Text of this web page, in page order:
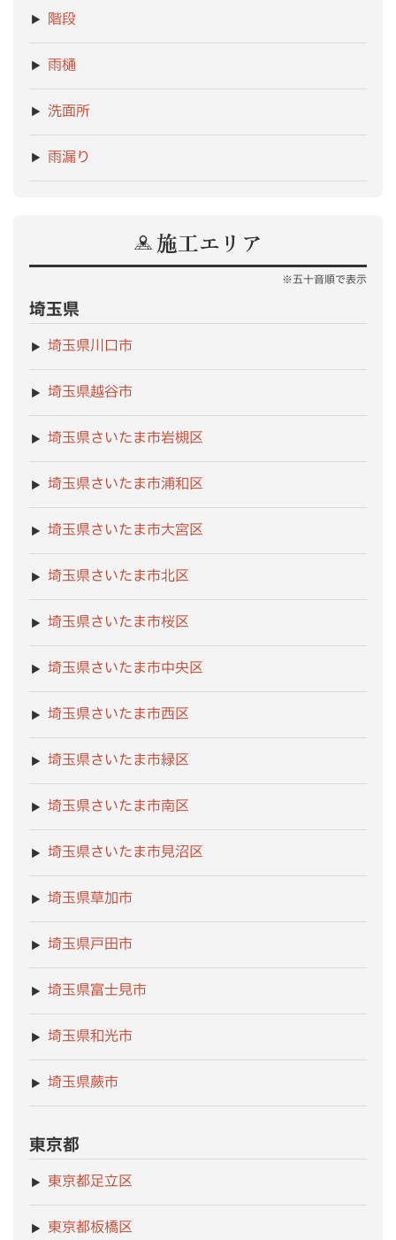
階段
雨樋
洗面所
雨漏り
施工エリア
※五十音順で表示
埼玉県
埼玉県川口市
埼玉県越谷市
埼玉県さいたま市岩槻区
埼玉県さいたま市浦和区
埼玉県さいたま市大宮区
埼玉県さいたま市北区
埼玉県さいたま市桜区
埼玉県さいたま市中央区
埼玉県さいたま市西区
埼玉県さいたま市緑区
埼玉県さいたま市南区
埼玉県さいたま市見沼区
埼玉県草加市
埼玉県戸田市
埼玉県富士見市
埼玉県和光市
埼玉県蕨市
東京都
東京都足立区
東京都板橋区